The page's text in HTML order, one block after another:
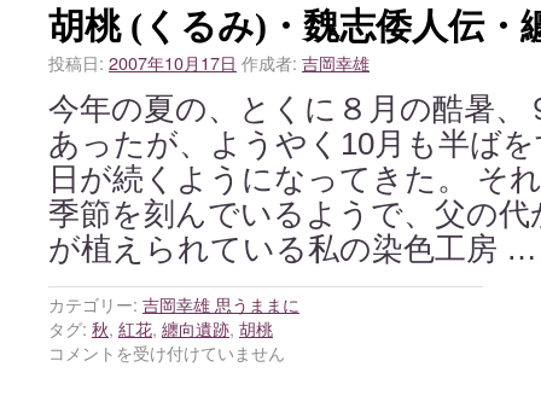
胡桃 (くるみ)・魏志倭人伝・
投稿日: 2007年10月17日 作成者: 吉岡幸雄
今年の夏の、とくに８月の酷暑、
あったが、ようやく10月も半ば
日が続くようになってきた。 そ
季節を刻んでいるようで、父の
が植えられている私の染色工房
カテゴリー: 吉岡幸雄 思うままに
タグ: 秋, 紅花, 纏向遺跡, 胡桃
コメントを受け付けていません